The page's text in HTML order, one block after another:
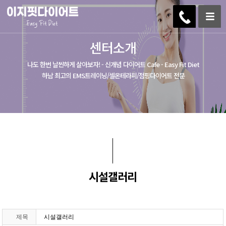
센터소개
나도 한번 날씬하게 살아보자! - 신개념 다이어트 Cafe - Easy Fit Diet
하남 최고의 EMS트레이닝/셀온테라피/점핑다이어트 전문
시설갤러리
제목 시설갤러리